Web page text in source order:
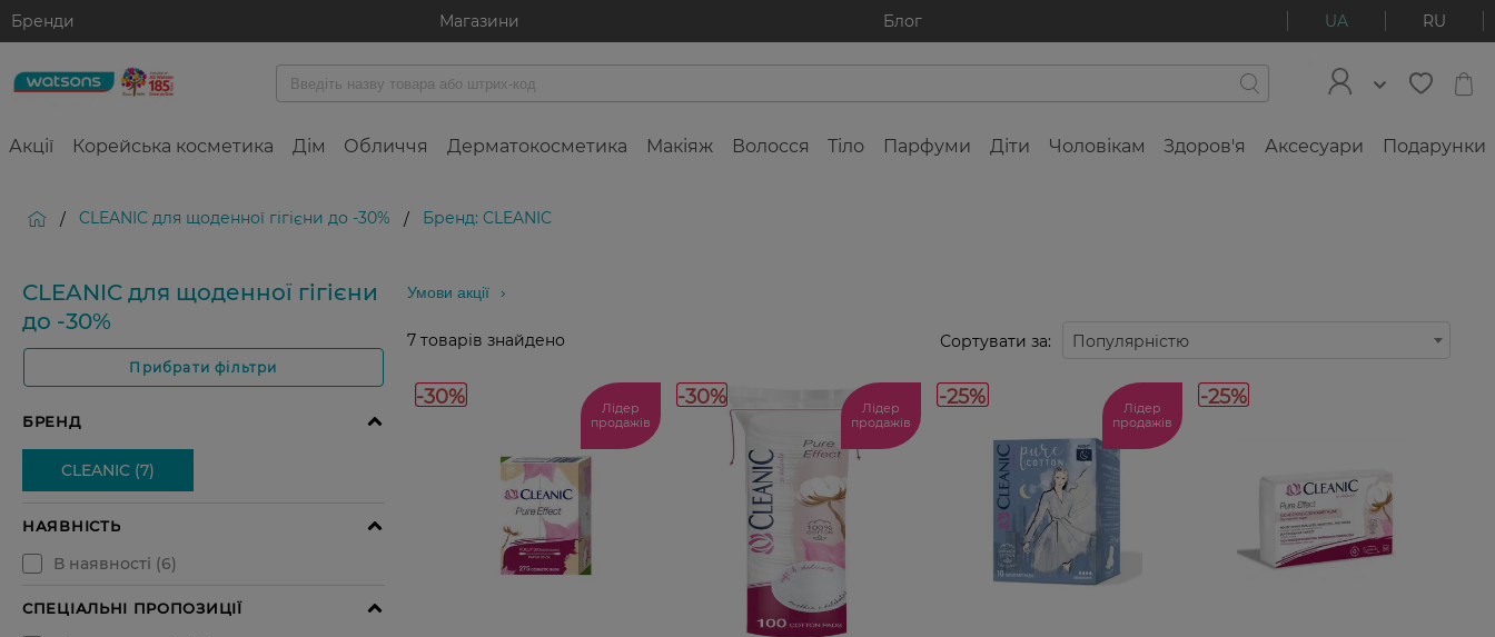
Бренди Магазини Блог UA RU
Акції Корейська косметика Дім Обличчя Дерматокосметика Макіяж Волосся Тіло Парфуми Діти Чоловікам Здоров'я Аксесуари Подарунки
/ CLEANIC для щоденної гігієни до -30% / Бренд: CLEANIC
CLEANIC для щоденної гігієни
до -30%
Прибрати фільтри
Умови акції
7 товарів знайдено Сортувати за: Популярністю
-30%
Лідер
продажів
-30%
Лідер
продажів
-25%
Лідер
продажів
-25%